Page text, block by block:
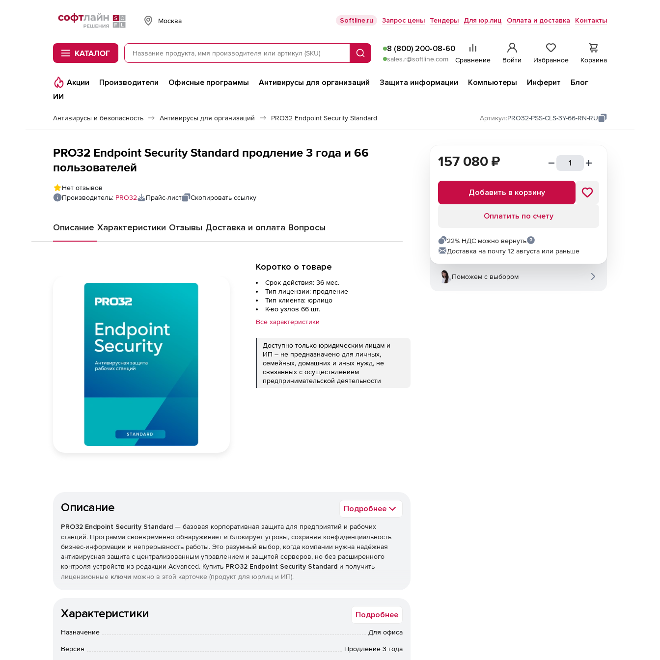
Softline
Москва Softline.ru Запрос цены Тендеры Для юр.лиц Оплата и доставка Контакты
КАТАЛОГ Поиск
8 (800) 200-08-60
sales.r@softline.com Сравнение Войти Избранное Корзина
Акции Производители Офисные программы Антивирусы для организаций Защита информации Компьютеры Инферит
Блог
ИИ
Антивирусы и безопасность Антивирусы для организаций PRO32 Endpoint Security Standard Артикул:PRO32-PSS-CLS-3Y-66-RN-RU
PRO32 Endpoint Security Standard продление 3 года и 66
пользователей
Нет отзывов
Производитель: PRO32 Прайс-лист Скопировать ссылку
Описание Характеристики Отзывы Доставка и оплата Вопросы
Коротко о товаре
Срок действия: 36 мес.
Тип лицензии: продление
Тип клиента: юрлицо
К-во узлов 66 шт.
Все характеристики
Доступно только юридическим лицам и
ИП – не предназначено для личных,
семейных, домашних и иных нужд, не
связанных с осуществлением
предпринимательской деятельности
Описание Подробнее
PRO32 Endpoint Security Standard — базовая корпоративная защита для предприятий и рабочих
станций. Программа своевременно обнаруживает и блокирует угрозы, сохраняя конфиденциальность
бизнес-информации и непрерывность работы. Это разумный выбор, когда компании нужна надёжная
антивирусная защита с централизованным управлением и защитой серверов, но без расширенного
контроля устройств из редакции Advanced. Купить PRO32 Endpoint Security Standard и получить
лицензионные ключи можно в этой карточке (продукт для юрлиц и ИП).
Реализована защита от вирусов, шпионских программ, фишинга, руткитов и программ-вымогателей, а
также фильтрация почты и интернет-доступа. Технологии упреждающего обнаружения работают вместе
Характеристики Подробнее
Назначение Для офиса
Версия Продление 3 года
157 080 ₽
Добавить в корзину
Оплатить по счету
22% НДС можно вернуть
Доставка на почту 12 августа или раньше
Поможем с выбором